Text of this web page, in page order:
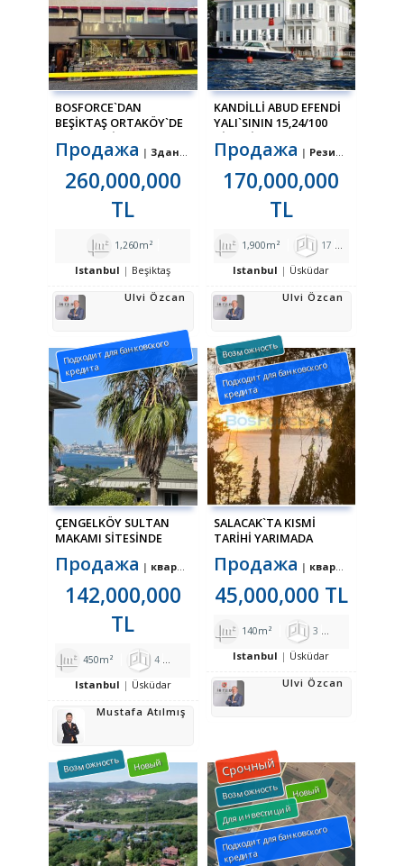
BOSFORCE`DAN
BEŞIKTAŞ ORTAKÖY`DE
SATILIK BINA
Продажа Здание полностью
260,000,000
TL
1,260m²
Istanbul
Beşiktaş
Ulvi Özcan
KANDILLI ABUD EFENDI
YALI`SININ 15,24/100
Продажа Резиденция на первой береговой линии
170,000,000
TL
1,900m² 17
Istanbul
Üsküdar
Ulvi Özcan
Подходит для банковского
кредита
ÇENGELKÖY SULTAN
MAKAMI SİTESİNDE
BAHÇE DUBLEKSİ
Продажа квартира
142,000,000
TL
450m² 4 4
Istanbul
Üsküdar
Mustafa Atılmış
Возможность
Подходит для банковского
кредита
SALACAK`TA KISMİ
TARİHİ YARIMADA
DAİRE
Продажа квартира
45,000,000 TL
140m² 3
Istanbul
Üsküdar
Ulvi Özcan
Возможность Новый Срочный
Возможность Новый
Для инвестиций
Подходит для банковского
кредита